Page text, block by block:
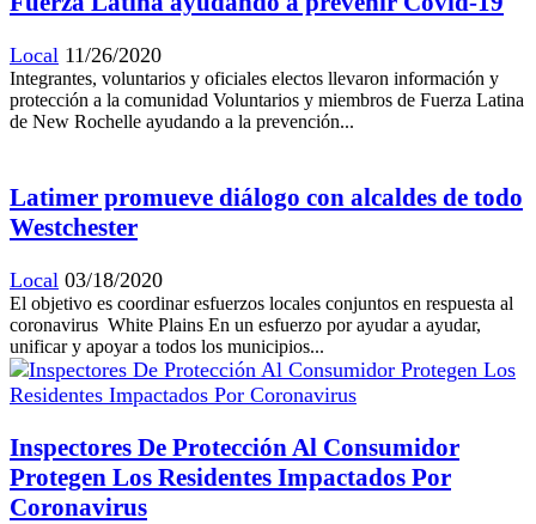
Local 11/26/2020
Integrantes, voluntarios y oficiales electos llevaron información y
protección a la comunidad Voluntarios y miembros de Fuerza Latina
de New Rochelle ayudando a la prevención...
Latimer promueve diálogo con alcaldes de todo
Westchester
Local 03/18/2020
El objetivo es coordinar esfuerzos locales conjuntos en respuesta al
coronavirus White Plains En un esfuerzo por ayudar a ayudar,
unificar y apoyar a todos los municipios...
Inspectores De Protección Al Consumidor
Protegen Los Residentes Impactados Por
Coronavirus